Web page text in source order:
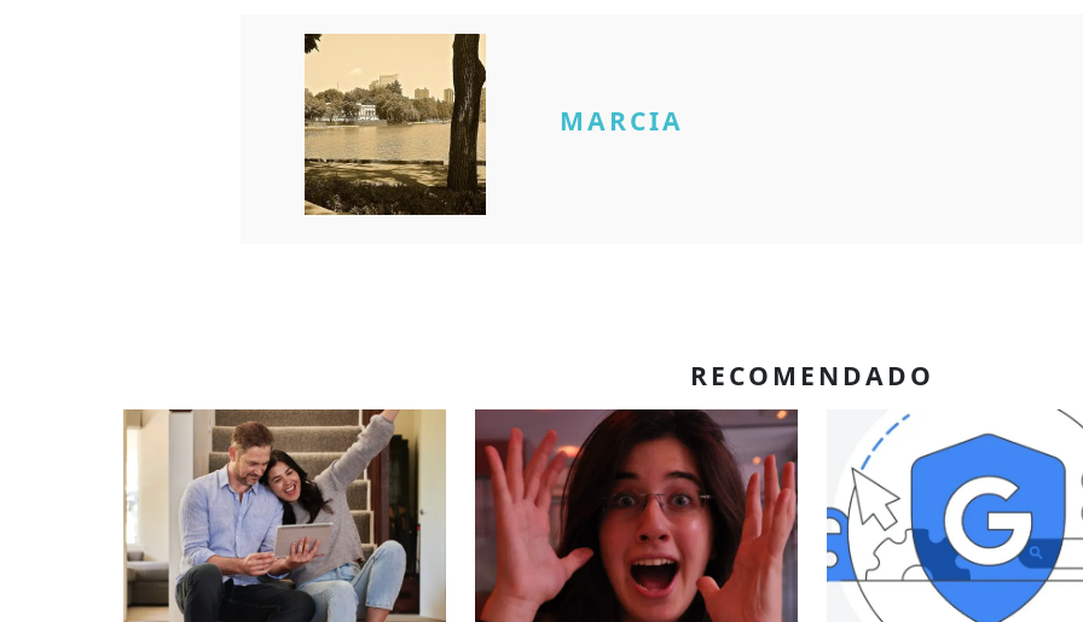
MARCIA
RECOMENDADO